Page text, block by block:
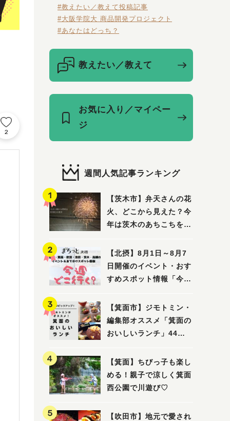
2
#教えたい／教えて投稿記事
#大阪学院大 商品開発プロジェクト
#あなたはどっち？
教えたい／教えて
お気に入り／マイペー
ジ
週間人気記事ランキング
【茨木市】弁天さんの花
火、どこから見えた？今
年は茨木のあちこちを巡
【北摂】8月1日～8月7
日開催のイベント・おす
すめスポット情報「今週
面・吹田・池田・茨木・
高槻）
【箕面市】ジモトミン・
編集部オススメ「箕面の
おいしいランチ」44
から穴場まで！〜
【箕面】ちびっ子も楽し
める！親子で涼しく箕面
西公園で川遊び♡
【吹田市】地元で愛され